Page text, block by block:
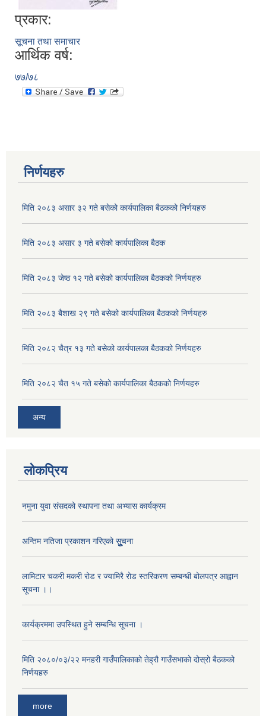
प्रकार:
सूचना तथा समाचार
आर्थिक वर्ष:
७७/७८
निर्णयहरु
मिति २०८३ असार ३२ गते बसेको कार्यपालिका बैठकको निर्णयहरु
मिति २०८३ असार ३ गते बसेको कार्यपालिका बैठक
मिति २०८३ जेष्ठ १२ गते बसेको कार्यपालिका बैठकको निर्णयहरु
मिति २०८३ बैशाख २९ गते बसेको कार्यपालिका बैठकको निर्णयहरु
मिति २०८२ चैत्र १३ गते बसेको कार्यपालका बैठकको निर्णयहरु
मिति २०८२ चैत १५ गते बसेको कार्यपालिका बैठकको निर्णयहरु
अन्य
लोकप्रिय
नमुना युवा संसदको स्थापना तथा अभ्यास कार्यक्रम
अन्तिम नतिजा प्रकाशन गरिएको सूुुुुचना
लामिटार चकरी मकरी रोड र ज्यामिरै रोड स्तरिकरण सम्बन्धी बोलपत्र आह्वान
सूचना ।।
कार्यक्रममा उपस्थित हुने सम्बन्धि सूचना ।
मिति २०८०/०३/२२ मनहरी गाउँपालिकाको तेह्रौ गाउँसभाको दोस्रो बैठकको
निर्णयहरु
more